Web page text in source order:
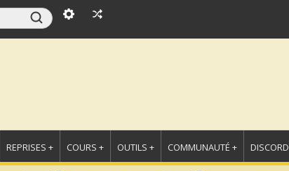
REPRISES + COURS + OUTILS + COMMUNAUTÉ + DISCORD